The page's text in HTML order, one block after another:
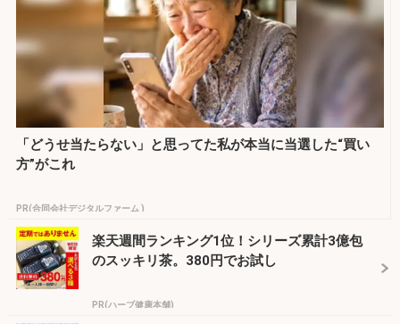
「どうせ当たらない」と思ってた私が本当に当選した“買い
方”がこれ
PR(合同会社デジタルファーム )
楽天週間ランキング1位！シリーズ累計3億包
のスッキリ茶。380円でお試し
PR(ハーブ健康本舗)